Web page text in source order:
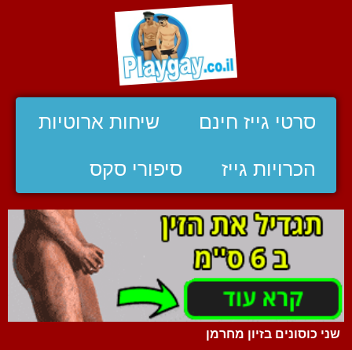
סרטי גייז חינם שיחות ארוטיות
הכרויות גייז סיפורי סקס
שני כוסונים בזיון מחרמן